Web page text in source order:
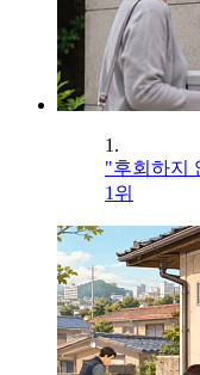
1.
"후회하지
1위